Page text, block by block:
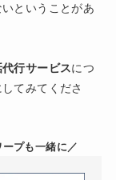
ということがあ
行サービスにつ
てみてくださ
プも一緒に／